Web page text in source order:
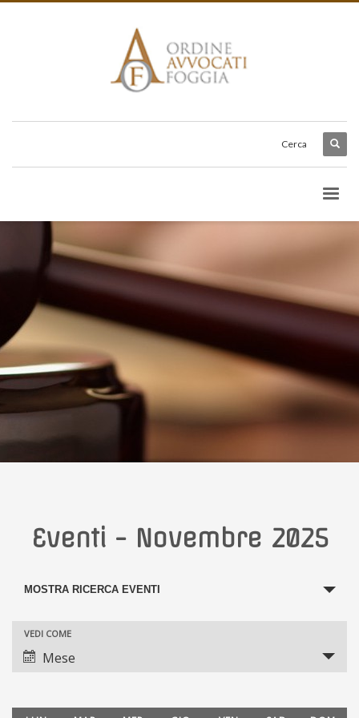
Cerca
Eventi - Novembre 2025
Eventi
and
Navigation
MOSTRA RICERCA EVENTI
Evento
Navigation
VEDI COME
Mese